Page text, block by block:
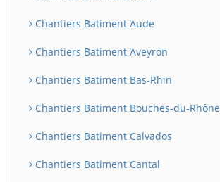
Chantiers Batiment Aude
Chantiers Batiment Aveyron
Chantiers Batiment Bas-Rhin
Chantiers Batiment Bouches-du-Rhône
Chantiers Batiment Calvados
Chantiers Batiment Cantal